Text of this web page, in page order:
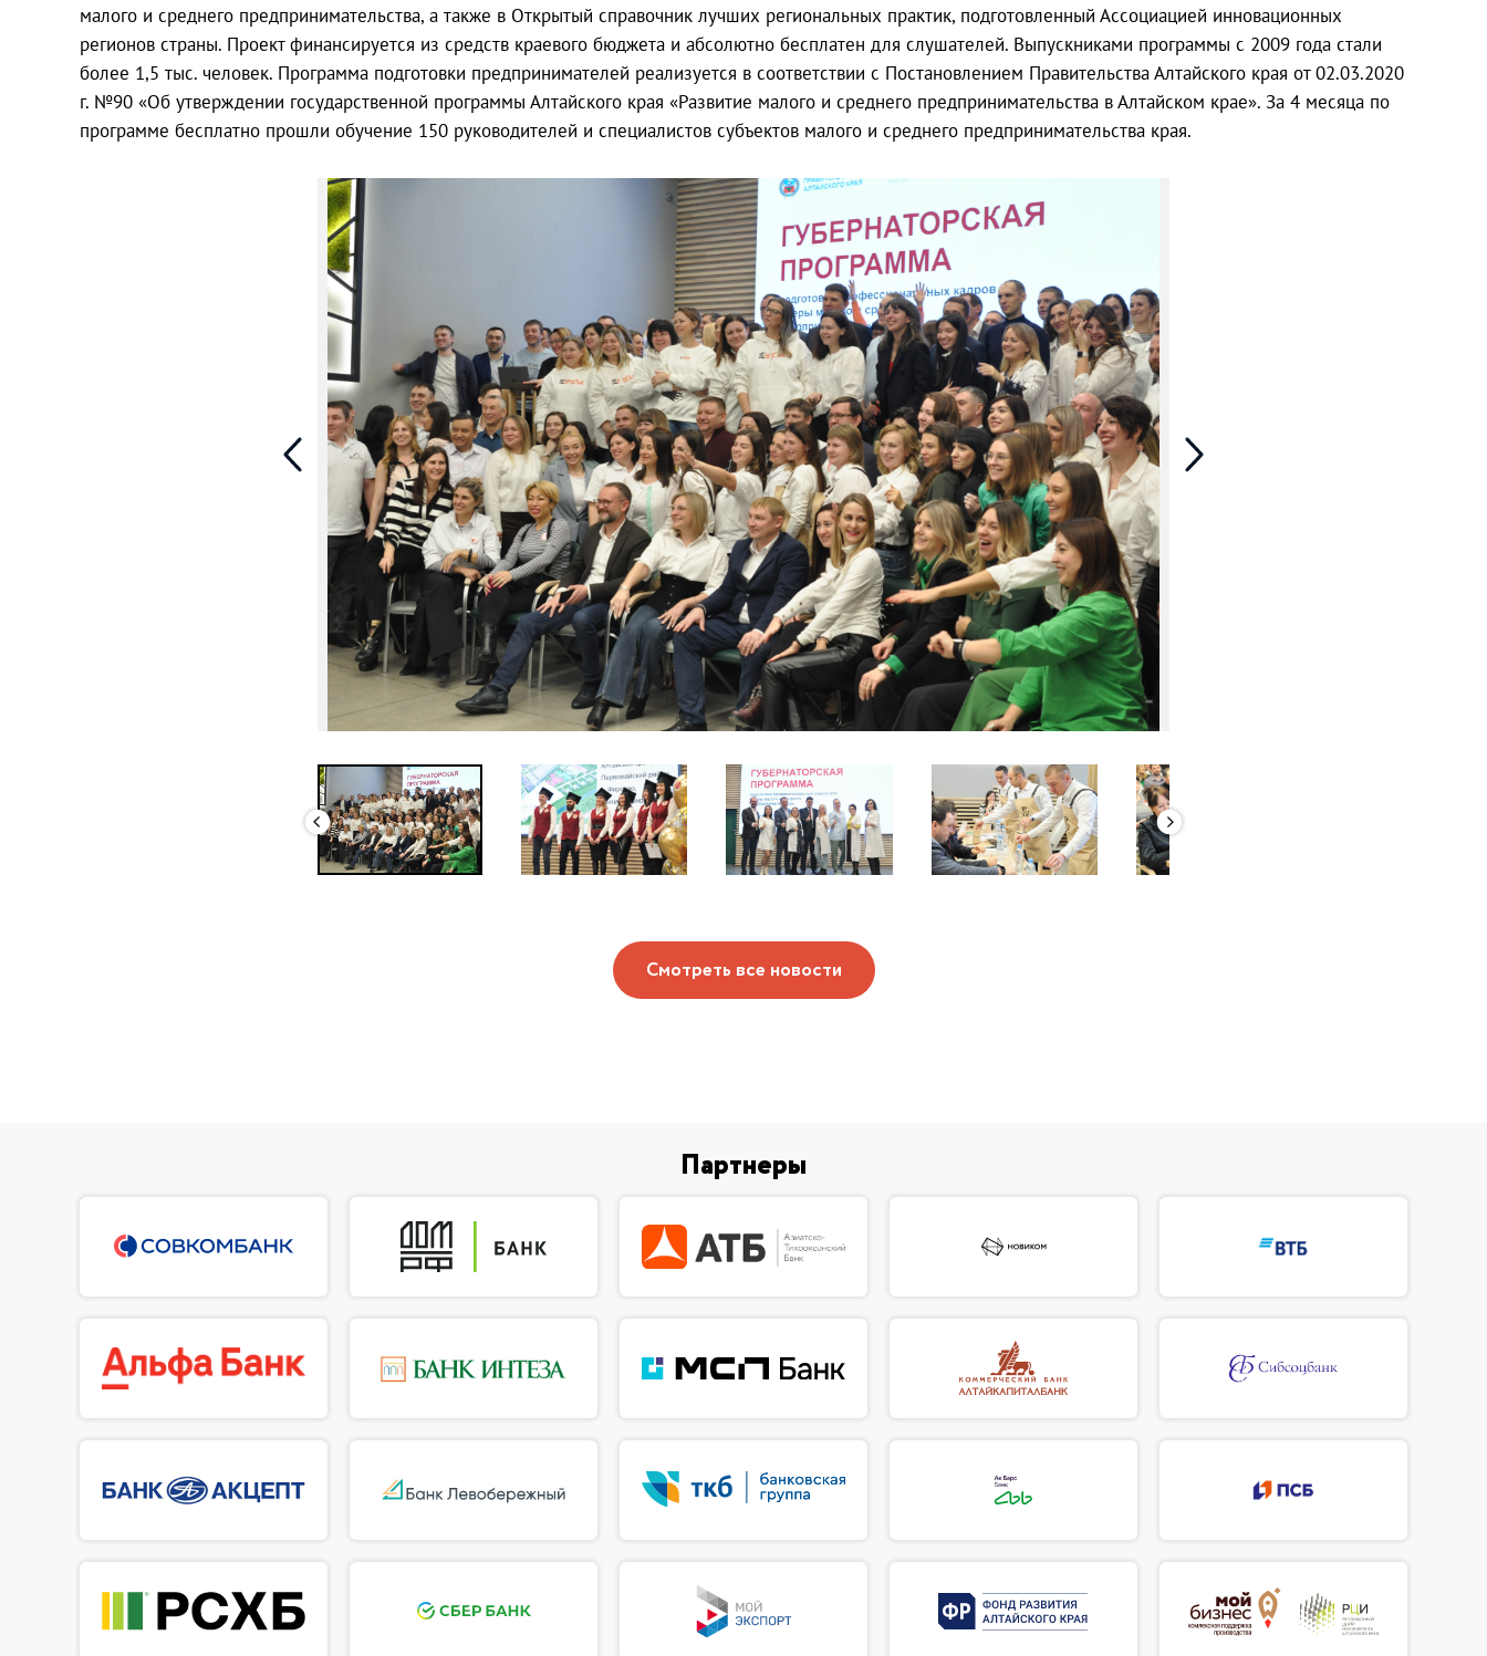
малого и среднего предпринимательства, а также в Открытый справочник лучших региональных практик, подготовленный Ассоциацией инновационных
регионов страны. Проект финансируется из средств краевого бюджета и абсолютно бесплатен для слушателей. Выпускниками программы с 2009 года стали
более 1,5 тыс. человек. Программа подготовки предпринимателей реализуется в соответствии с Постановлением Правительства Алтайского края от 02.03.2020
г. №90 «Об утверждении государственной программы Алтайского края «Развитие малого и среднего предпринимательства в Алтайском крае». За 4 месяца по
программе бесплатно прошли обучение 150 руководителей и специалистов субъектов малого и среднего предпринимательства края.
Смотреть все новости
Партнеры